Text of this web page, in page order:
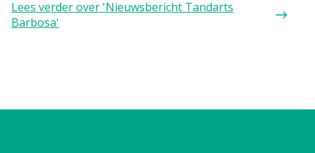
Lees verderover 'Nieuwsbericht Tandarts
Barbosa'